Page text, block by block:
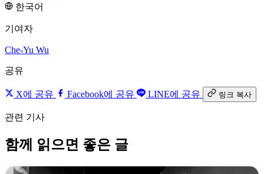
한국어
기여자
Che-Yu Wu
공유
X에 공유 Facebook에 공유 LINE에 공유 링크 복사
관련 기사
함께 읽으면 좋은 글